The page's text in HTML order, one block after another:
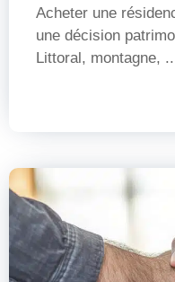
Acheter une
une décision
Littoral, montagne,